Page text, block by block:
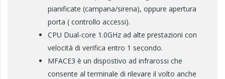
pianificate (campana/sirena), oppure apertura
porta ( controllo accessi).
CPU Dual-core 1.0GHz ad alte prestazioni con
velocità di verifica entro 1 secondo.
MFACE3 è un dispostivo ad infrarossi che
consente al terminale di rilevare il volto anche